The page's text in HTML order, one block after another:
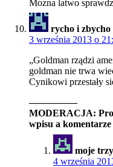
Mozna latwo
rycho i zbycho
3 września 2013 o
„Goldman rządzi
goldman nie trwa
Cynikowi przestały
—————
MODERACJA:
wpisu a
moje
4 września